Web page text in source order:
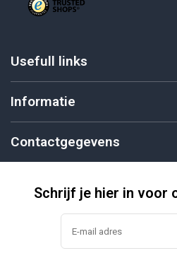
Usefull links
Informatie
Contactgegevens
Schrijf je hier in voor